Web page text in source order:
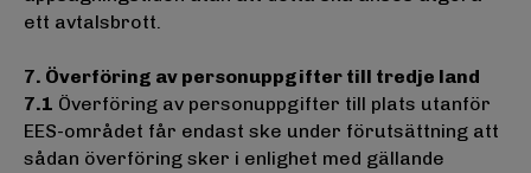
ett avtalsbrott.
7. Överföring av personuppgifter till tredje land
7.1 Överföring av personuppgifter till plats utanför
EES-området får endast ske under förutsättning att
sådan överföring sker i enlighet med gällande